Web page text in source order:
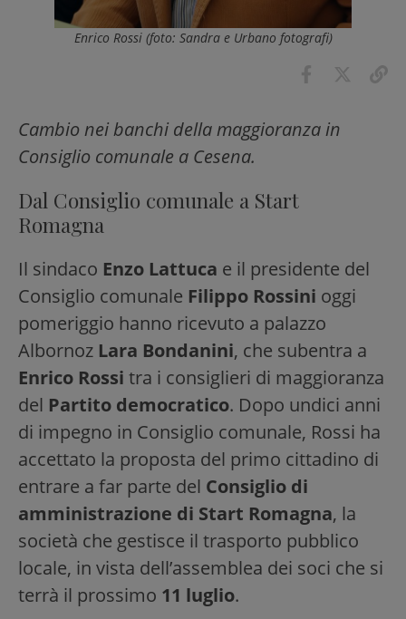
Enrico Rossi (foto: Sandra e Urbano fotografi)
Cambio nei banchi della maggioranza in
Consiglio comunale a Cesena.
Dal Consiglio comunale a Start
Romagna
Il sindaco Enzo Lattuca e il presidente del
Consiglio comunale Filippo Rossini oggi
pomeriggio hanno ricevuto a palazzo
Albornoz Lara Bondanini, che subentra a
Enrico Rossi tra i consiglieri di maggioranza
del Partito democratico. Dopo undici anni
di impegno in Consiglio comunale, Rossi ha
accettato la proposta del primo cittadino di
entrare a far parte del Consiglio di
amministrazione di Start Romagna, la
società che gestisce il trasporto pubblico
locale, in vista dell’assemblea dei soci che si
terrà il prossimo 11 luglio.